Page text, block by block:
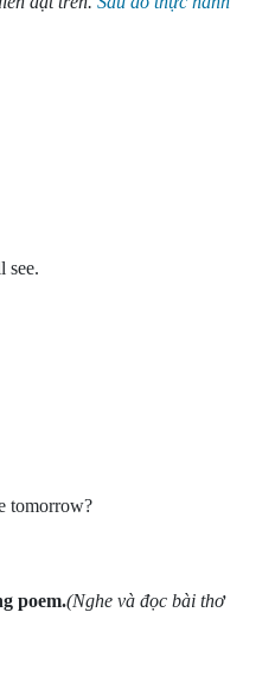
see.
tomorrow?
poem.(Nghe và đọc bài thơ